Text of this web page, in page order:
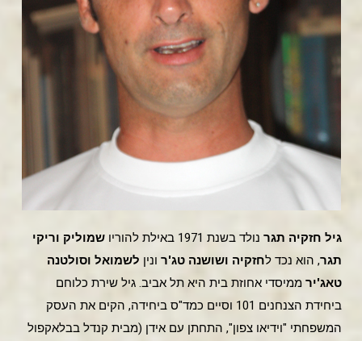
גיל חזקיה תגר נולד בשנת 1971 באילת להוריו
שמוליק וריקי
תגר, הוא נכד לחזקיה ושושנה טג'ר ונין לשמואל וסולטנה
טאג'יר ממיסדי אחוזת בית היא תל אביב. גיל שירת כלוחם
ביחידת הצנחנים 101 וסיים כמד"ס ביחידה, הקים את העסק
המשפחתי "וידיאו צפון", התחתן עם אידן (מבית קנדל בבלאקפול